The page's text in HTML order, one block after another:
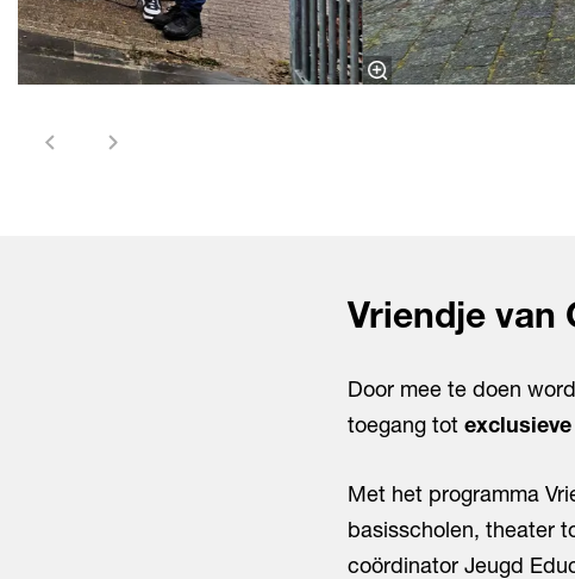
Vriendje van
Door mee te doen
toegang tot
Met het programma
basisscholen, theater
coördinator Jeugd